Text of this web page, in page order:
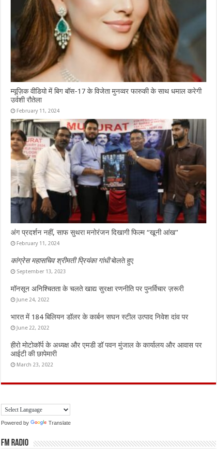
म्यूज़िक वीडियो में बिग बॉस-17 के विजेता मुनव्वर फारुकी के साथ धमाल करेगी
उर्वशी रौतेला
February 11, 2024
अंग प्रदर्शन नहीं, साफ सुथरा मनोरंजन दिखागी फिल्म “खूनी आंख”
February 11, 2024
कांग्रेस महासचिव श्रीमती प्रियंका गांधीबोलते हुए
September 13, 2023
मॉनसून अनिश्चितता के चलते खाद्य सुरक्षा रणनीति पर पुनर्विचार ज़रूरी
June 24, 2022
भारत में 184 बिलियन डॉलर के कार्बन सघन स्टील उत्पाद निवेश दांव पर
June 22, 2022
हीरो मोटोकॉर्प के अध्यक्ष और एमडी डॉ पवन मुंजाल के कार्यालय और आवास पर
आईटी की छापेमारी
March 23, 2022
Powered by Translate
FM Radio